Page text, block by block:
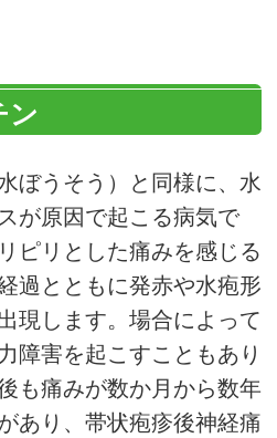
ン
ぼうそう）と同様に、水
が原因で起こる病気で
ピリとした痛みを感じる
過とともに発赤や水疱形
現します。場合によって
障害を起こすこともあり
も痛みが数か月から数年
あり、帯状疱疹後神経痛